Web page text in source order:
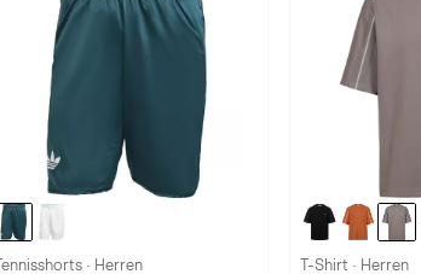
Tennisshorts · Herren T-Shirt · Herren